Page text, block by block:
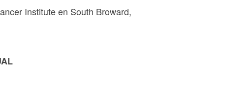
Institute en South Broward,